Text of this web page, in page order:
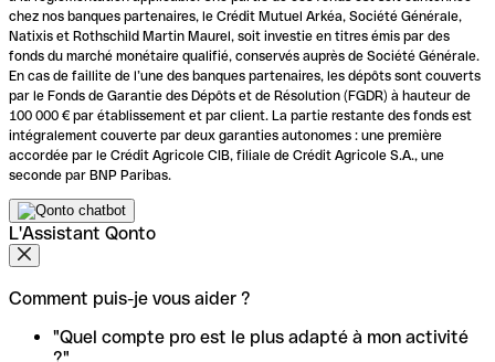
chez nos banques partenaires, le Crédit Mutuel Arkéa, Société Générale,
Natixis et Rothschild Martin Maurel, soit investie en titres émis par des
fonds du marché monétaire qualifié, conservés auprès de Société Générale.
En cas de faillite de l’une des banques partenaires, les dépôts sont couverts
par le Fonds de Garantie des Dépôts et de Résolution (FGDR) à hauteur de
100 000 € par établissement et par client. La partie restante des fonds est
intégralement couverte par deux garanties autonomes : une première
accordée par le Crédit Agricole CIB, filiale de Crédit Agricole S.A., une
seconde par BNP Paribas.
L'Assistant Qonto
Comment puis-je vous aider ?
"Quel compte pro est le plus adapté à mon activité